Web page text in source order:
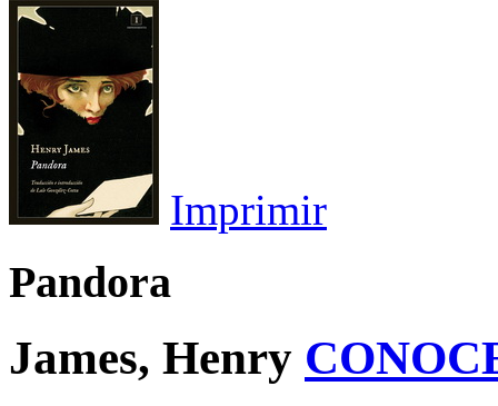
Imprimir
Pandora
James, Henry